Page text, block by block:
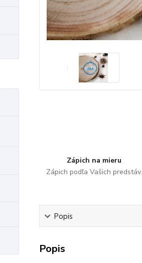
Zápich na mieru
Zápich podľa Vašich predstáv.
Popis
Popis